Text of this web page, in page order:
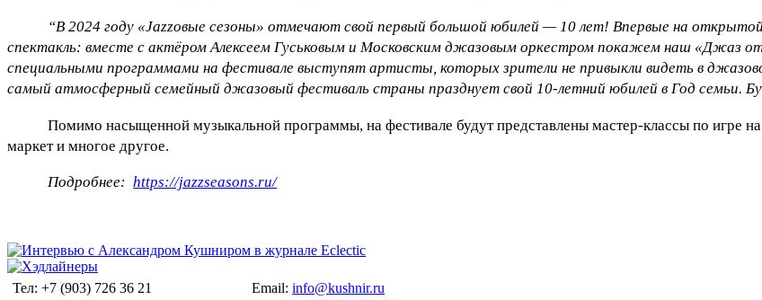
“В 2024 году «Jazzовые сезоны» отмечают свой первый большой юбилей — 10 лет! Впервые на
спектакль: вместе с актёром Алексеем Гуськовым и Московским джазовым оркестром покажем наш «Джаз
специальными программами на фестивале выступят артисты, которых зрители не привыкли видеть в
самый атмосферный семейный джазовый фестиваль страны празднует свой 10-летний юбилей в Год семьи.
Помимо насыщенной музыкальной программы, на фестивале будут представлены мастер-классы по игре
маркет и многое другое.
Подробнее:https://jazzseasons.ru/
Тел: +7 (903) 726 36 21 Email: info@kushnir.ru